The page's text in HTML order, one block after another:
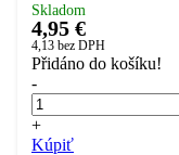
Skladom
4,95 €
4,13 bez DPH
Přidáno do košíku!
-
+
Kúpiť